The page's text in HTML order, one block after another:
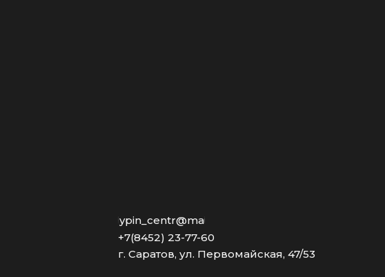
stolypin_centr@mail.ru
г. Саратов, ул. Первомайская, 47/53
+7(8452) 23-77-60